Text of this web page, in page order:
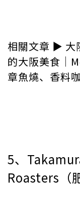
相關文章 ▶︎ 大
的大阪美食｜
章魚燒、香料
5、
Roasters（